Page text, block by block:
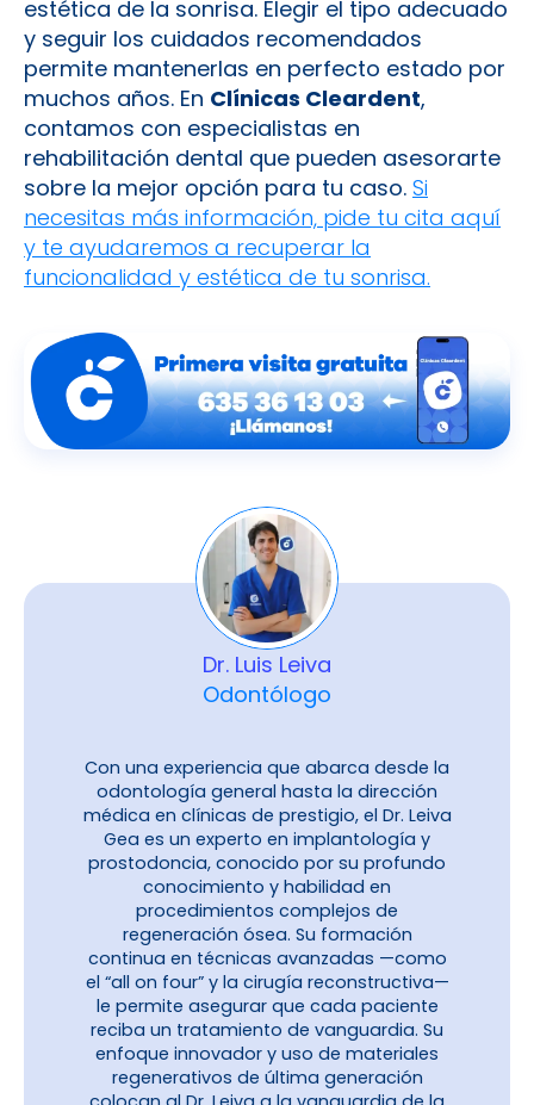
estética de la sonrisa. Elegir el tipo adecuado
y seguir los cuidados recomendados
permite mantenerlas en perfecto estado por
muchos años. En Clínicas Cleardent,
contamos con especialistas en
rehabilitación dental que pueden asesorarte
sobre la mejor opción para tu caso. Si
necesitas más información, pide tu cita aquí
y te ayudaremos a recuperar la
funcionalidad y estética de tu sonrisa.
Dr. Luis Leiva
Odontólogo
Con una experiencia que abarca desde la
odontología general hasta la dirección
médica en clínicas de prestigio, el Dr. Leiva
Gea es un experto en implantología y
prostodoncia, conocido por su profundo
conocimiento y habilidad en
procedimientos complejos de
regeneración ósea. Su formación
continua en técnicas avanzadas —como
el “all on four” y la cirugía reconstructiva—
le permite asegurar que cada paciente
reciba un tratamiento de vanguardia. Su
enfoque innovador y uso de materiales
regenerativos de última generación